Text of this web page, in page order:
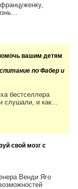
вашим детям
по Фабер и
бестселлера
слушали, и как...
свой мозг с
Венди Яго